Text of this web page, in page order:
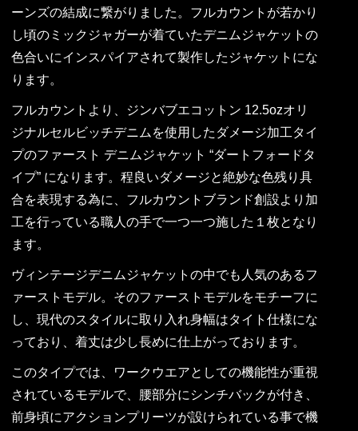
ーンズの結成に繋がりました。フルカウントが若かり
し頃のミックジャガーが着ていたデニムジャケットの
色合いにインスパイアされて製作したジャケットにな
ります。
フルカウントより、ジンバブエコットン 12.5ozオリ
ジナルセルビッチデニムを使用したダメージ加工タイ
プのファースト デニムジャケット “ダートフォードタ
イプ” になります。程良いダメージと絶妙な色残り具
合を表現する為に、フルカウントブランド創設より加
工を行っている職人の手で一つ一つ施した１枚となり
ます。
ヴィンテージデニムジャケットの中でも人気のあるフ
ァーストモデル。そのファーストモデルをモチーフに
し、現代のスタイルに取り入れ身幅はタイト仕様にな
っており、着丈は少し長めに仕上がっております。
このタイプでは、ワークウエアとしての機能性が重視
されているモデルで、腰部分にシンチバックが付き、
前身頃にアクションプリーツが設けられている事で機